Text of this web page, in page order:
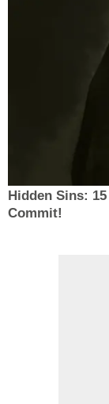
Hidden Sins:
Commit!